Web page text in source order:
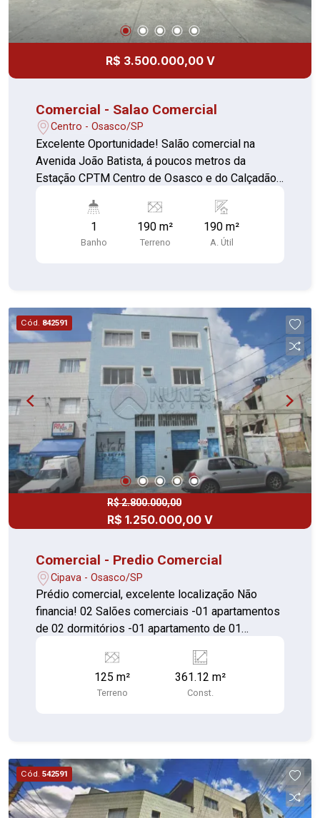
R$ 3.500.000,00 V
Comercial - Salao Comercial
Centro - Osasco/SP
Excelente Oportunidade! Salão comercial na
Avenida João Batista, á poucos metros da
Estação CPTM Centro de Osasco e do Calçadão
de cima não faz parte da venda, são matriculas
individualizadas!
1
Banho
190 m²
Terreno
190 m²
A. Útil
Cód. 842591
R$ 2.800.000,00
R$ 1.250.000,00 V
Comercial - Predio Comercial
Cipava - Osasco/SP
Prédio comercial, excelente localização Não
financia! 02 Salões comerciais -01 apartamentos
de 02 dormitórios -01 apartamento de 01
sendo uma suite
125 m²
Terreno
361.12 m²
Const.
Cód. 542591